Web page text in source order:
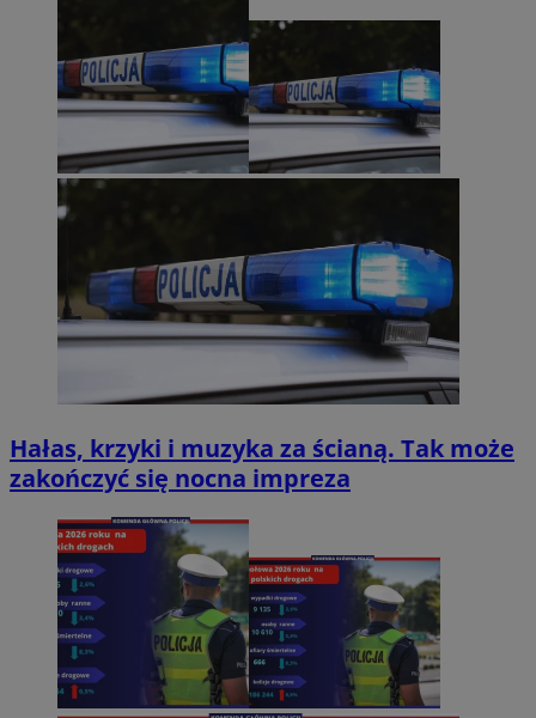
Hałas, krzyki i muzyka za ścianą. Tak może
zakończyć się nocna impreza